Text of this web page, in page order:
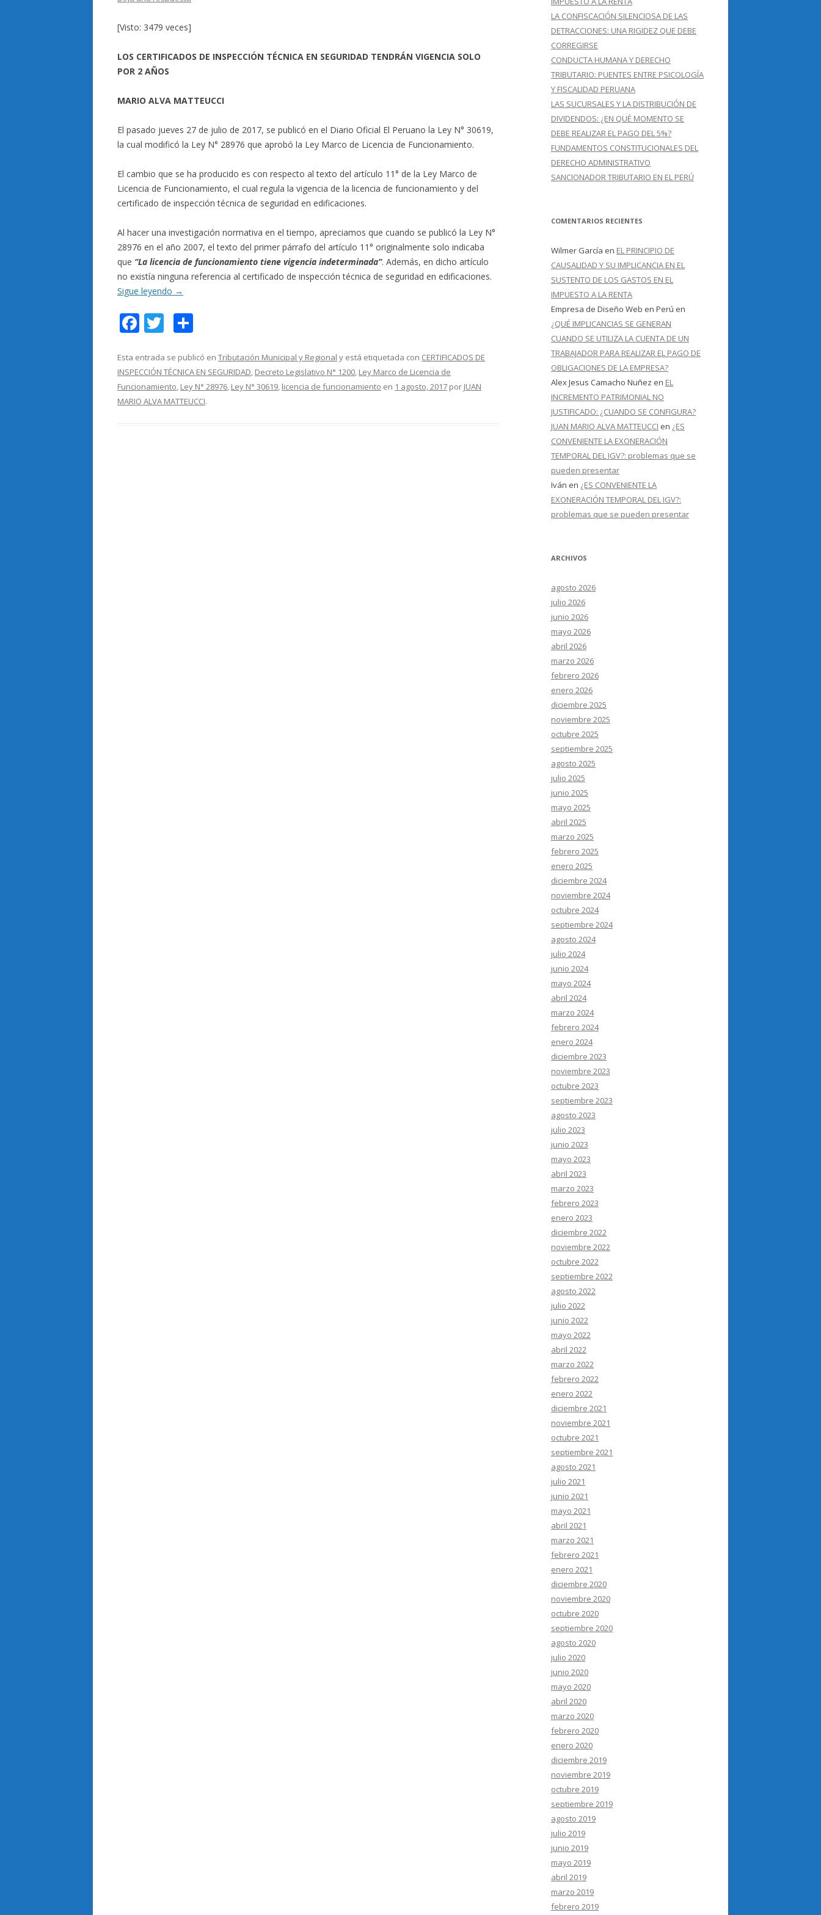
[Visto: 3479 veces]
LOS CERTIFICADOS DE INSPECCIÓN TÉCNICA EN SEGURIDAD TENDRÁN VIGENCIA SOLO
POR 2 AÑOS
MARIO ALVA MATTEUCCI
El pasado jueves 27 de julio de 2017, se publicó en el Diario Oficial El Peruano la Ley N° 30619,
la cual modificó la Ley N° 28976 que aprobó la Ley Marco de Licencia de Funcionamiento.
El cambio que se ha producido es con respecto al texto del artículo 11° de la Ley Marco de
Licencia de Funcionamiento, el cual regula la vigencia de la licencia de funcionamiento y del
certificado de inspección técnica de seguridad en edificaciones.
Al hacer una investigación normativa en el tiempo, apreciamos que cuando se publicó la Ley N°
28976 en el año 2007, el texto del primer párrafo del artículo 11° originalmente solo indicaba
que “La licencia de funcionamiento tiene vigencia indeterminada”. Además, en dicho artículo
no existía ninguna referencia al certificado de inspección técnica de seguridad en edificaciones.
Sigue leyendo →
F
e
b
o
T
itt
er
m
p
ar
Esta entrada se publicó en Tributación Municipal y Regional y está etiquetada con CERTIFICADOS DE
INSPECCIÓN TÉCNICA EN SEGURIDAD, Decreto Legislativo N° 1200, Ley Marco de Licencia de
Funcionamiento, Ley N° 28976, Ley N° 30619, licencia de funcionamiento en 1 agosto, 2017 por JUAN
MARIO ALVA MATTEUCCI.
LA CONFISCACIÓN SILENCIOSA DE LAS
DETRACCIONES: UNA RIGIDEZ QUE DEBE
CORREGIRSE
CONDUCTA HUMANA Y DERECHO
TRIBUTARIO: PUENTES ENTRE PSICOLOGÍA
Y FISCALIDAD PERUANA
LAS SUCURSALES Y LA DISTRIBUCIÓN DE
DIVIDENDOS: ¿EN QUÉ MOMENTO SE
DEBE REALIZAR EL PAGO DEL 5%?
FUNDAMENTOS CONSTITUCIONALES DEL
DERECHO ADMINISTRATIVO
SANCIONADOR TRIBUTARIO EN EL PERÚ
COMENTARIOS RECIENTES
Wilmer García en EL PRINCIPIO DE
CAUSALIDAD Y SU IMPLICANCIA EN EL
SUSTENTO DE LOS GASTOS EN EL
IMPUESTO A LA RENTA
Empresa de Diseño Web en Perú en
¿QUÉ IMPLICANCIAS SE GENERAN
CUANDO SE UTILIZA LA CUENTA DE UN
TRABAJADOR PARA REALIZAR EL PAGO DE
OBLIGACIONES DE LA EMPRESA?
Alex Jesus Camacho Nuñez en EL
INCREMENTO PATRIMONIAL NO
JUSTIFICADO: ¿CUANDO SE CONFIGURA?
JUAN MARIO ALVA MATTEUCCI en ¿ES
CONVENIENTE LA EXONERACIÓN
TEMPORAL DEL IGV?: problemas que se
pueden presentar
Iván en ¿ES CONVENIENTE LA
EXONERACIÓN TEMPORAL DEL IGV?:
problemas que se pueden presentar
ARCHIVOS
agosto 2026
julio 2026
junio 2026
mayo 2026
abril 2026
marzo 2026
febrero 2026
enero 2026
diciembre 2025
noviembre 2025
octubre 2025
septiembre 2025
agosto 2025
julio 2025
junio 2025
mayo 2025
abril 2025
marzo 2025
febrero 2025
enero 2025
diciembre 2024
noviembre 2024
octubre 2024
septiembre 2024
agosto 2024
julio 2024
junio 2024
mayo 2024
abril 2024
marzo 2024
febrero 2024
enero 2024
diciembre 2023
noviembre 2023
octubre 2023
septiembre 2023
agosto 2023
julio 2023
junio 2023
mayo 2023
abril 2023
marzo 2023
febrero 2023
enero 2023
diciembre 2022
noviembre 2022
octubre 2022
septiembre 2022
agosto 2022
julio 2022
junio 2022
mayo 2022
abril 2022
marzo 2022
febrero 2022
enero 2022
diciembre 2021
noviembre 2021
octubre 2021
septiembre 2021
agosto 2021
julio 2021
junio 2021
mayo 2021
abril 2021
marzo 2021
febrero 2021
enero 2021
diciembre 2020
noviembre 2020
octubre 2020
septiembre 2020
agosto 2020
julio 2020
junio 2020
mayo 2020
abril 2020
marzo 2020
febrero 2020
enero 2020
diciembre 2019
noviembre 2019
octubre 2019
septiembre 2019
agosto 2019
julio 2019
junio 2019
mayo 2019
abril 2019
marzo 2019
febrero 2019